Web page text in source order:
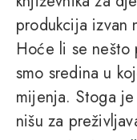
produkcija izvan
Hoće li se
smo sredina u
mijenja. Stoga
nišu za